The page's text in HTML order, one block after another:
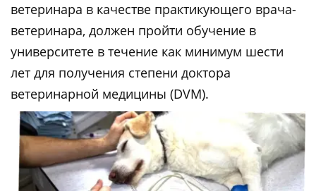
ветеринара в качестве практикующего врача-
ветеринара, должен пройти обучение в
университете в течение как минимум шести
лет для получения степени доктора
ветеринарной медицины (DVM).